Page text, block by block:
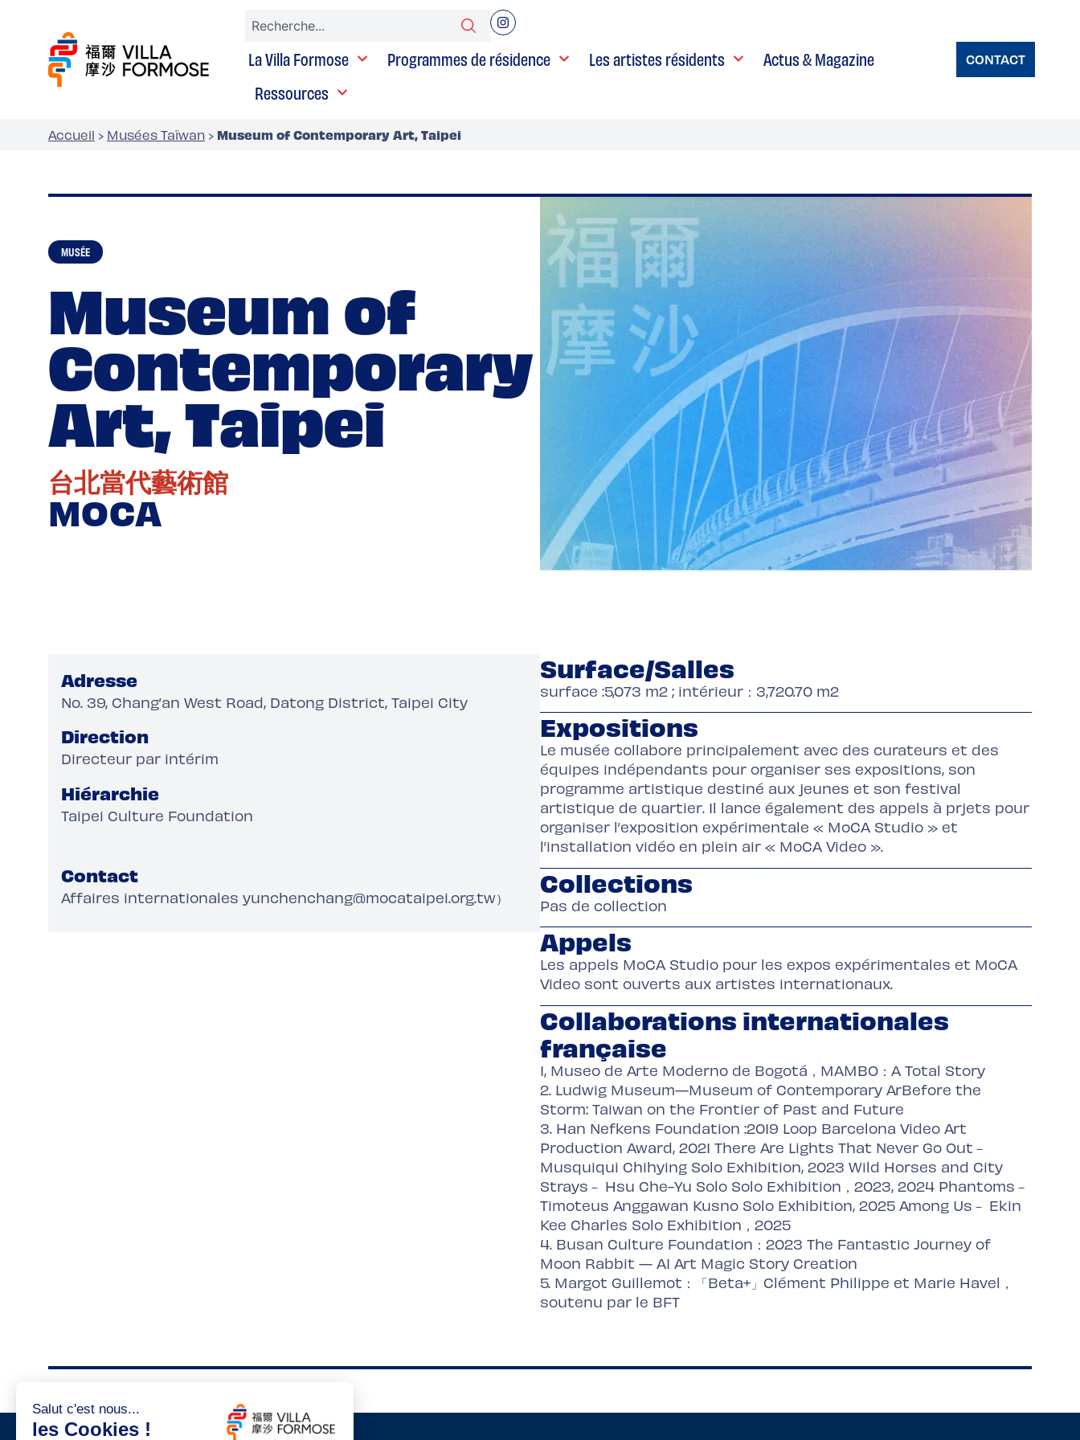
La Villa Formose Programmes de résidence Les artistes résidents
Actus & Magazine
Ressources
CONTACT
Accueil › Musées Taïwan › Museum of Contemporary Art, Taipei
MUSÉE
Museum of
Contemporary
Art, Taipei
台北當代藝術館
MOCA
Adresse
No. 39, Chang’an West Road, Datong District, Taipei City
Direction
Directeur par intérim
Hiérarchie
Taipei Culture Foundation
Contact
Affaires internationales yunchenchang@mocataipei.org.tw）
Surface/Salles
surface :5,073 m2 ; intérieur：3,720.70 m2
Expositions
Le musée collabore principalement avec des curateurs et des
équipes indépendants pour organiser ses expositions, son
programme artistique destiné aux jeunes et son festival
artistique de quartier. Il lance également des appels à prjets pour
organiser l’exposition expérimentale « MoCA Studio » et
l’installation vidéo en plein air « MoCA Video ».
Collections
Pas de collection
Appels
Les appels MoCA Studio pour les expos expérimentales et MoCA
Video sont ouverts aux artistes internationaux.
Collaborations internationales
française
1, Museo de Arte Moderno de Bogotá，MAMBO：A Total Story
2. Ludwig Museum—Museum of Contemporary ArBefore the
Storm: Taiwan on the Frontier of Past and Future
3. Han Nefkens Foundation :2019 Loop Barcelona Video Art
Production Award, 2021 There Are Lights That Never Go Out－
Musquiqui Chihying Solo Exhibition, 2023 Wild Horses and City
Strays－ Hsu Che-Yu Solo Solo Exhibition，2023, 2024 Phantoms－
Timoteus Anggawan Kusno Solo Exhibition, 2025 Among Us－ Ekin
Kee Charles Solo Exhibition，2025
4. Busan Culture Foundation：2023 The Fantastic Journey of
Moon Rabbit — AI Art Magic Story Creation
5. Margot Guillemot：「Beta+」Clément Philippe et Marie Havel，
soutenu par le BFT